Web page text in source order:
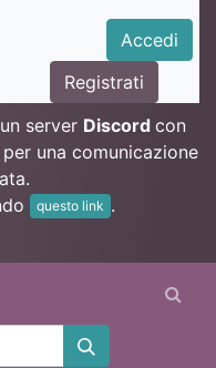
Accedi
Registrati
server Discord con
una comunicazione
questo link .